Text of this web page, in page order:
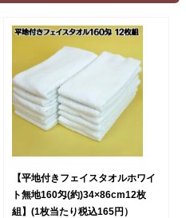
【平地付きフェイスタオルホワイ
ト無地160匁(約)34×86cm12枚
組】(1枚当たり税込165円）